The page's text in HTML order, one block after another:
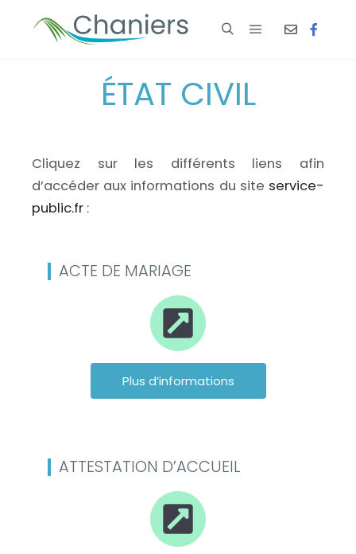
ÉTAT CIVIL
Cliquez sur les différents liens afin
d’accéder aux informations du site service-
public.fr :
ACTE DE MARIAGE
Plus d’informations
ATTESTATION D’ACCUEIL